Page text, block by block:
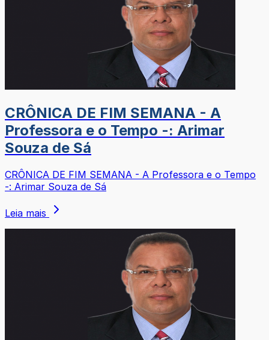
CRÔNICA DE FIM SEMANA - A
Professora e o Tempo -: Arimar
Souza de Sá
CRÔNICA DE FIM SEMANA - A Professora e o Tempo
-: Arimar Souza de Sá
Leia mais